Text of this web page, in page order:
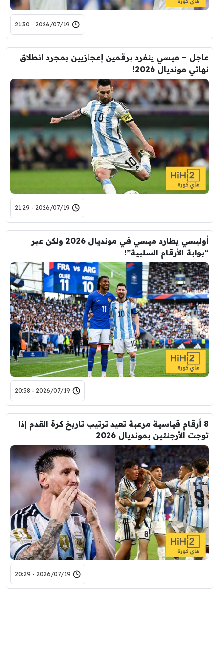
2026/07/19 - 21:30
عاجل – ميسي ينفرد برقمين إعجازيين بمجرد انطلاق
نهائي مونديال 2026!
2026/07/19 - 21:29
أوليسي يطارد ميسي في مونديال 2026 ولكن عبر
“بوابة الأرقام السلبية”!
2026/07/19 - 20:58
8 أرقام قياسية مرعبة تعيد ترتيب تاريخ كرة القدم إذا
توجت الأرجنتين بمونديال 2026
2026/07/19 - 20:29